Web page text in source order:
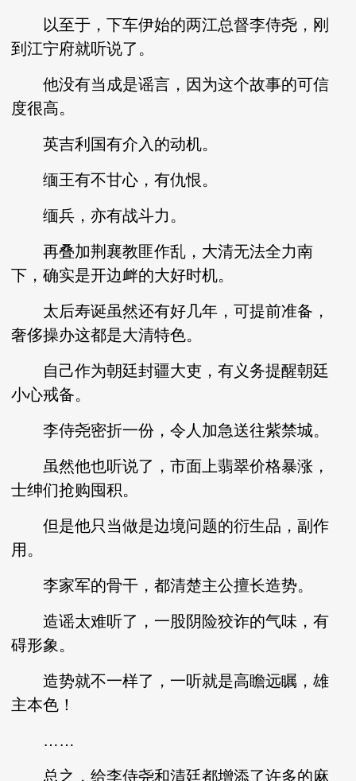
以至于，下车伊始的两江总督李侍尧，刚
到江宁府就听说了。
他没有当成是谣言，因为这个故事的可信
度很高。
英吉利国有介入的动机。
缅王有不甘心，有仇恨。
缅兵，亦有战斗力。
再叠加荆襄教匪作乱，大清无法全力南
下，确实是开边衅的大好时机。
太后寿诞虽然还有好几年，可提前准备，
奢侈操办这都是大清特色。
自己作为朝廷封疆大吏，有义务提醒朝廷
小心戒备。
李侍尧密折一份，令人加急送往紫禁城。
虽然他也听说了，市面上翡翠价格暴涨，
士绅们抢购囤积。
但是他只当做是边境问题的衍生品，副作
用。
李家军的骨干，都清楚主公擅长造势。
造谣太难听了，一股阴险狡诈的气味，有
碍形象。
造势就不一样了，一听就是高瞻远瞩，雄
主本色！
……
总之，给李侍尧和清廷都增添了许多的麻